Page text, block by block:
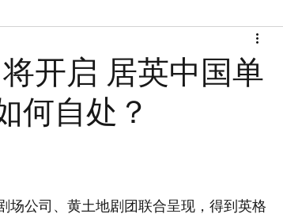
华人社区 Community
开启 居英中国单
何自处？
场公司、黄土地剧团联合呈现，得到英格